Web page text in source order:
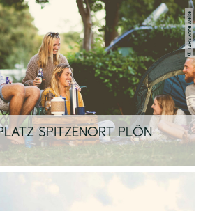
©
TZHS Anne Weise
SPITZENORT PLÖN